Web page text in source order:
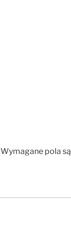
Wymagane pola są